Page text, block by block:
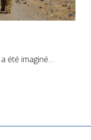
a été imaginé…